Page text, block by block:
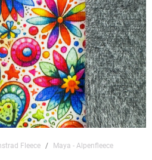
Fleece Maya - Alpenfleece